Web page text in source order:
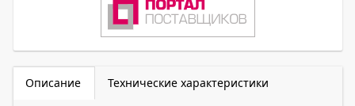
Описание Технические характеристики